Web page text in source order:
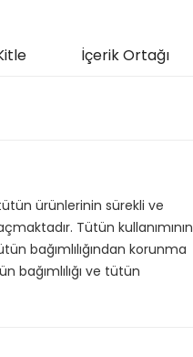
İçerik Ortağı
ürünlerinin sürekli ve
Tütün kullanımının
bağımlılığından korunma
bağımlılığı ve tütün